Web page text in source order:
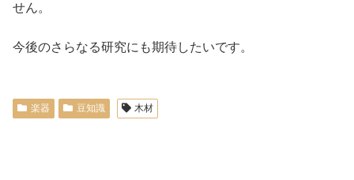
せん。
今後のさらなる研究にも期待したいです。
楽器 豆知識 木材